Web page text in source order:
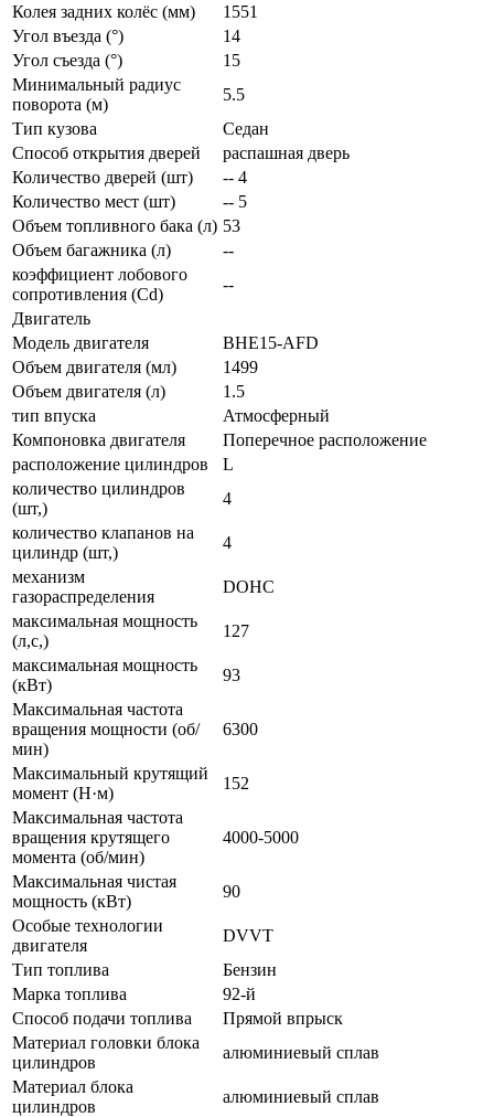
Колея задних колёс (мм)
1551
Угол въезда (°)
14
Угол съезда (°)
15
Минимальный радиус
поворота (м)
5.5
Тип кузова
Седан
Способ открытия дверей
распашная дверь
Количество дверей (шт)
-- 4
Количество мест (шт)
-- 5
Объем топливного бака (л) 53
Объем багажника (л)
--
коэффициент лобового
сопротивления (Cd)
--
Двигатель
Модель двигателя
BHE15-AFD
Объем двигателя (мл)
1499
Объем двигателя (л)
1.5
тип впуска
Атмосферный
Компоновка двигателя
Поперечное расположение
расположение цилиндров
L
количество цилиндров
(шт,)
4
количество клапанов на
цилиндр (шт,)
4
механизм
газораспределения
DOHC
максимальная мощность
(л,с,)
127
максимальная мощность
(кВт)
93
Максимальная частота
вращения мощности (об/
мин)
6300
Максимальный крутящий
момент (Н·м)
152
Максимальная частота
вращения крутящего
момента (об/мин)
4000-5000
Максимальная чистая
мощность (кВт)
90
Особые технологии
двигателя
DVVT
Тип топлива
Бензин
Марка топлива
92-й
Способ подачи топлива
Прямой впрыск
Материал головки блока
цилиндров
алюминиевый сплав
Материал блока
цилиндров
алюминиевый сплав